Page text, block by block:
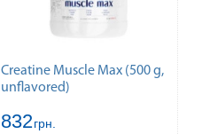
Creatine Muscle Max (500 g,
unflavored)
832грн.